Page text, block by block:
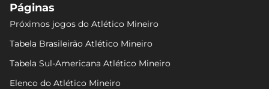
Páginas
Próximos jogos do Atlético Mineiro
Tabela Brasileirão Atlético Mineiro
Tabela Sul-Americana Atlético Mineiro
Elenco do Atlético Mineiro